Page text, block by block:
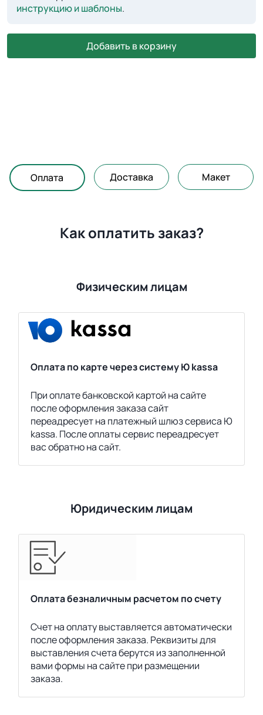
инструкцию и шаблоны.
Добавить в корзину
Оплата Доставка Макет
Как оплатить заказ?
Физическим лицам
Оплата по карте через систему Ю kassa
При оплате банковской картой на сайте
после оформления заказа сайт
переадресует на платежный шлюз сервиса Ю
kassa. После оплаты сервис переадресует
вас обратно на сайт.
Юридическим лицам
Оплата безналичным расчетом по счету
Счет на оплату выставляется автоматически
после оформления заказа. Реквизиты для
выставления счета берутся из заполненной
вами формы на сайте при размещении
заказа.